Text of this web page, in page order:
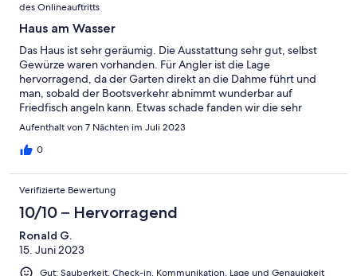
des Onlineauftritts
Haus am Wasser
Das Haus ist sehr geräumig. Die Ausstattung sehr gut, selbst
Gewürze waren vorhanden. Für Angler ist die Lage
hervorragend, da der Garten direkt an die Dahme führt und
man, sobald der Bootsverkehr abnimmt wunderbar auf
Friedfisch angeln kann. Etwas schade fanden wir die sehr
sporadische Gartenmöbelausstattung. Da könnte man noch ein
Aufenthalt von 7 Nächten im Juli 2023
0
Verifizierte Bewertung
10/10 – Hervorragend
Ronald G.
15. Juni 2023
Gut: Sauberkeit, Check-in, Kommunikation, Lage und Genauigkeit